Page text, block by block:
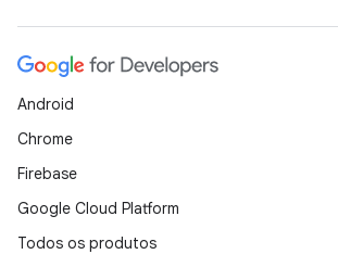
Android
Chrome
Firebase
Google Cloud Platform
Todos os produtos